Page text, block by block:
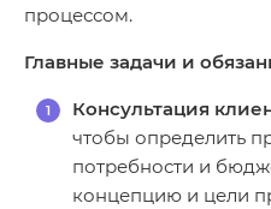
процессом.
Главные задачи и
Консультация
чтобы определить
потребности и
концепцию и цели